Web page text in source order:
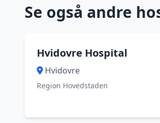
Se også andre
Hvidovre Hospital
Hvidovre
Region Hovedstaden